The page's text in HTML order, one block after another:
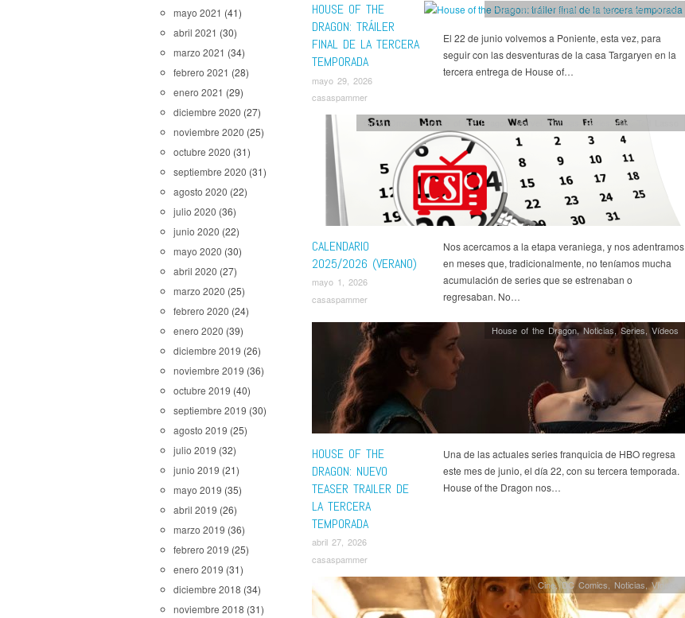
mayo 2021 (41)
abril 2021 (30)
marzo 2021 (34)
febrero 2021 (28)
enero 2021 (29)
diciembre 2020 (27)
noviembre 2020 (25)
octubre 2020 (31)
septiembre 2020 (31)
agosto 2020 (22)
julio 2020 (36)
junio 2020 (22)
mayo 2020 (30)
abril 2020 (27)
marzo 2020 (25)
febrero 2020 (24)
enero 2020 (39)
diciembre 2019 (26)
noviembre 2019 (36)
octubre 2019 (40)
septiembre 2019 (30)
agosto 2019 (25)
julio 2019 (32)
junio 2019 (21)
mayo 2019 (35)
abril 2019 (26)
marzo 2019 (36)
febrero 2019 (25)
enero 2019 (31)
diciembre 2018 (34)
noviembre 2018 (31)
HOUSE OF THE
DRAGON: TRÁILER
FINAL DE LA TERCERA
TEMPORADA
mayo 29, 2026
casaspammer
House of the Dragon ,Noticias,Series,Ví­deos
El 22 de junio volvemos a Poniente, esta vez, para
seguir con las desventuras de la casa Targaryen en la
tercera entrega de House of…
CALENDARIO
2025/2026 (VERANO)
mayo 1, 2026
casaspammer
Good Omens ,House of the Dragon,Marvel ,Noticias ,Series ,Silo
Nos acercamos a la etapa veraniega, y nos adentramos
en meses que, tradicionalmente, no teníamos mucha
acumulación de series que se estrenaban o
regresaban. No…
HOUSE OF THE
DRAGON: NUEVO
TEASER TRAILER DE
LA TERCERA
TEMPORADA
abril 27, 2026
casaspammer
House of the Dragon,Noticias,Series ,Ví­deos
Una de las actuales series franquicia de HBO regresa
este mes de junio, el día 22, con su tercera temporada.
House of the Dragon nos…
Cine,DC Comics Noticias ,Ví­deos